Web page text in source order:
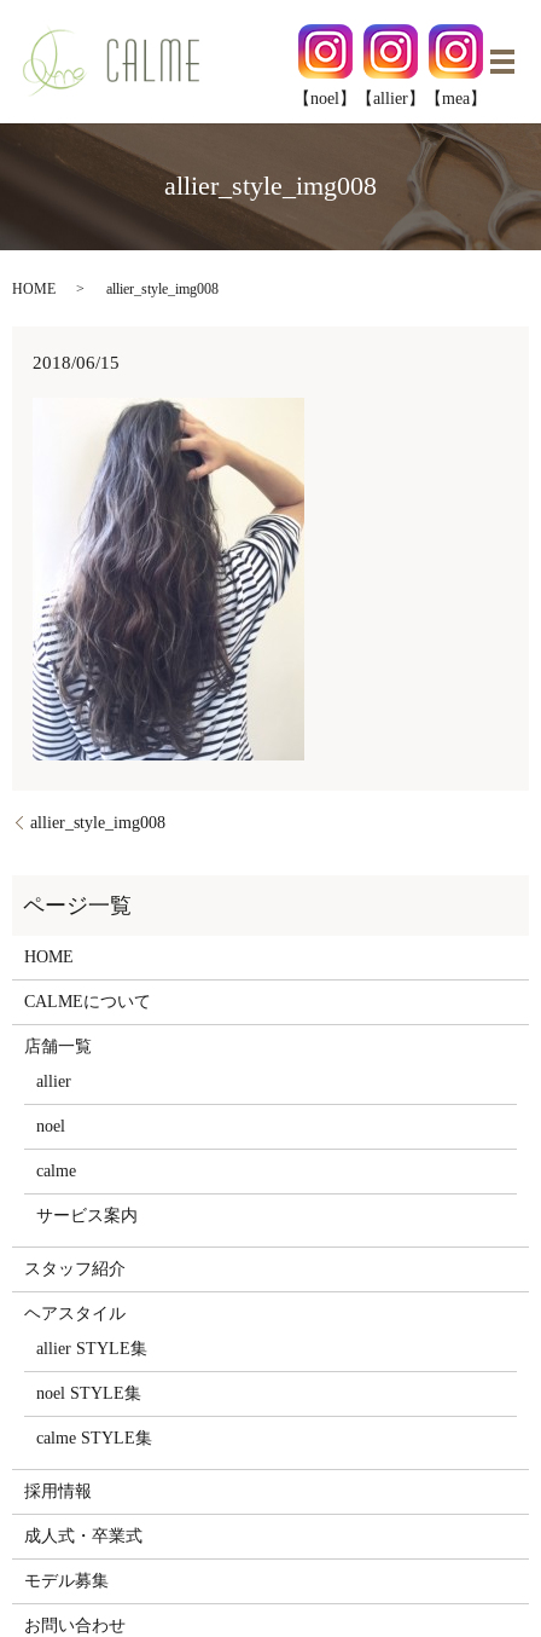
メ
【noel】
【allier】 【mea】
allier_style_img008
HOME allier_style_img008
2018/06/15
allier_style_img008
HOME
CALMEについて
店舗一覧
allier
noel
calme
サービス案内
スタッフ紹介
ヘアスタイル
allier STYLE集
noel STYLE集
calme STYLE集
採用情報
成人式・卒業式
モデル募集
お問い合わせ